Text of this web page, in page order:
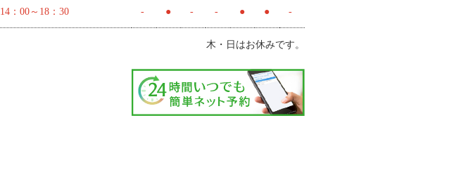
14：00～18：30 - ● - - ● ● -
木・日はお休みです。